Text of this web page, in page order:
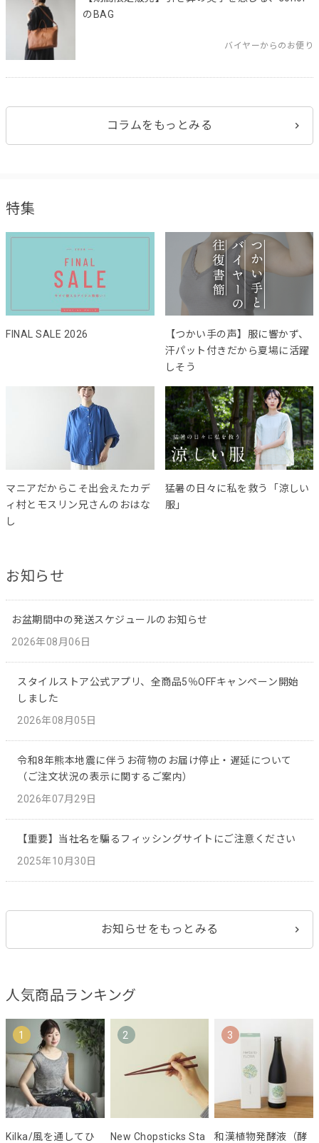
のBAG
バイヤーからのお便り
コラムをもっとみる
特集
FINAL SALE 2026
【つかい手の声】服に響かず、
汗パット付きだから夏場に活躍
しそう
マニアだからこそ出会えたカデ
ィ村とモスリン兄さんのおはな
し
猛暑の日々に私を救う「涼しい
服」
お知らせ
お盆期間中の発送スケジュールのお知らせ
2026年08月06日
スタイルストア公式アプリ、全商品5％OFFキャンペーン開始
しました
2026年08月05日
令和8年熊本地震に伴うお荷物のお届け停止・遅延について
（ご注文状況の表示に関するご案内）
2026年07月29日
【重要】当社名を騙るフィッシングサイトにご注意ください
2025年10月30日
お知らせをもっとみる
人気商品ランキング
1
Kilka/風を通してひ
2
New Chopsticks Sta
3
和漢植物発酵液（酵